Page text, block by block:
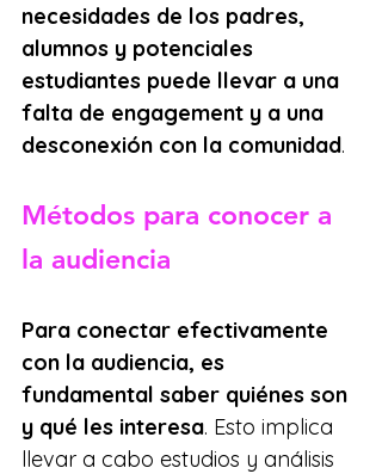
necesidades de los padres,
alumnos y potenciales
estudiantes puede llevar a una
falta de engagement y a una
desconexión con la comunidad.
Métodos para conocer a
la audiencia
Para conectar efectivamente
con la audiencia, es
fundamental saber quiénes son
y qué les interesa. Esto implica
llevar a cabo estudios y análisis